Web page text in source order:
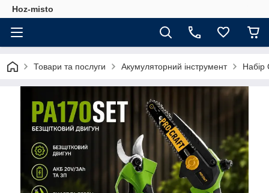
Hoz-misto
Товари та послуги Акумуляторний інструмент Набір